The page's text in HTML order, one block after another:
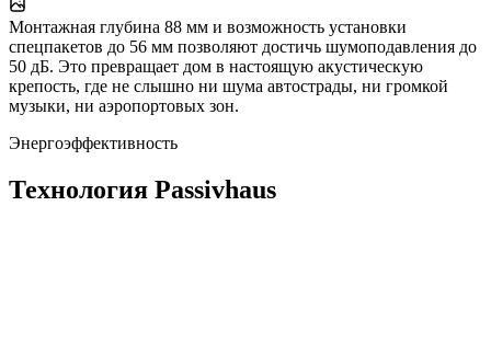
Монтажная глубина 88 мм и возможность установки
спецпакетов до 56 мм позволяют достичь шумоподавления до
50 дБ. Это превращает дом в настоящую акустическую
крепость, где не слышно ни шума автострады, ни громкой
музыки, ни аэропортовых зон.
Энергоэффективность
Технология Passivhaus